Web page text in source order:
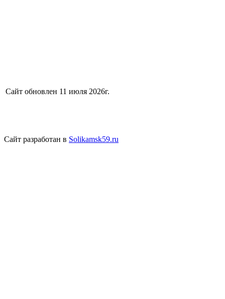
Сайт обновлен 11 июля 2026г.
Сайт разработан в Solikamsk59.ru